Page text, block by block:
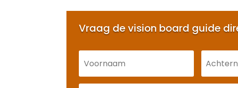
Vraag de vision board guide